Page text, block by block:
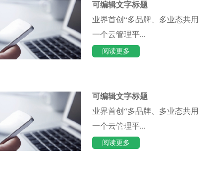
可编辑文字标题
业界首创“多品牌、多业态共用
一个云管理平...
阅读更多
可编辑文字标题
业界首创“多品牌、多业态共用
一个云管理平...
阅读更多